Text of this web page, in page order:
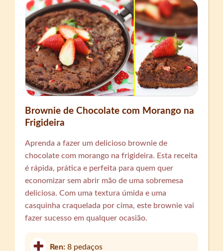
Brownie de Chocolate com Morango na
Frigideira
Aprenda a fazer um delicioso brownie de
chocolate com morango na frigideira. Esta receita
é rápida, prática e perfeita para quem quer
economizar sem abrir mão de uma sobremesa
deliciosa. Com uma textura úmida e uma
casquinha craquelada por cima, este brownie vai
fazer sucesso em qualquer ocasião.
Ren:8 pedaços